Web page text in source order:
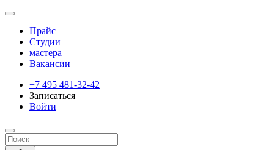
Прайс
Студии
мастера
Вакансии
+7 495 481-32-42
Записаться
Войти